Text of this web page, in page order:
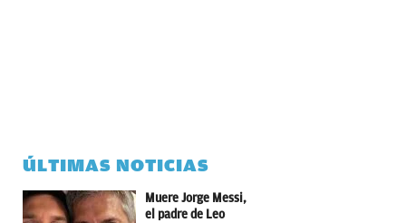
ÚLTIMAS NOTICIAS
Muere Jorge Messi,
el padre de Leo